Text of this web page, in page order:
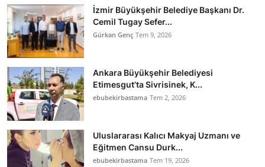
İzmir Büyükşehir Belediye Başkanı Dr.
Cemil Tugay Sefer...
Gürkan Genç Tem 9, 2026
Ankara Büyükşehir Belediyesi
Etimesgut’ta Sivrisinek, K...
ebubekirbastama Tem 2, 2026
Uluslararası Kalıcı Makyaj Uzmanı ve
Eğitmen Cansu Durk...
ebubekirbastama Tem 19, 2026